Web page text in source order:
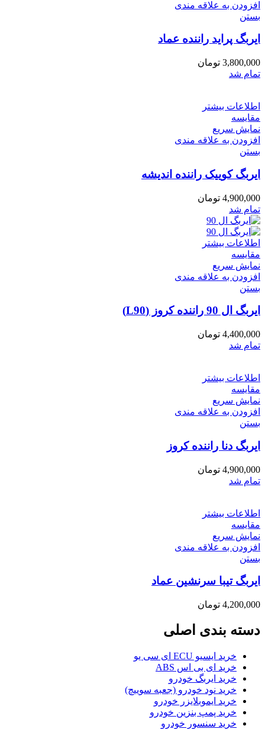
افزودن به علاقه مندی
بستن
ایربگ پراید راننده عماد
3,800,000 تومان
تمام شد
اطلاعات بیشتر
مقایسه
نمایش سریع
افزودن به علاقه مندی
بستن
ایربگ کوییک راننده اندیشه
4,900,000 تومان
تمام شد
اطلاعات بیشتر
مقایسه
نمایش سریع
افزودن به علاقه مندی
بستن
ایربگ ال 90 راننده کروز (L90)
4,400,000 تومان
تمام شد
اطلاعات بیشتر
مقایسه
نمایش سریع
افزودن به علاقه مندی
بستن
ایربگ دنا راننده کروز
4,900,000 تومان
تمام شد
اطلاعات بیشتر
مقایسه
نمایش سریع
افزودن به علاقه مندی
بستن
ایربگ تیبا سرنشین عماد
4,200,000 تومان
دسته بندی اصلی
خرید ایسیو ECU ای سی یو
خرید ای بی اس ABS
خرید ایربگ خودرو
خرید نود خودرو (جعبه سوییچ)
خرید ایموبلایزر خودرو
خرید پمپ بنزین خودرو
خرید سنسور خودرو